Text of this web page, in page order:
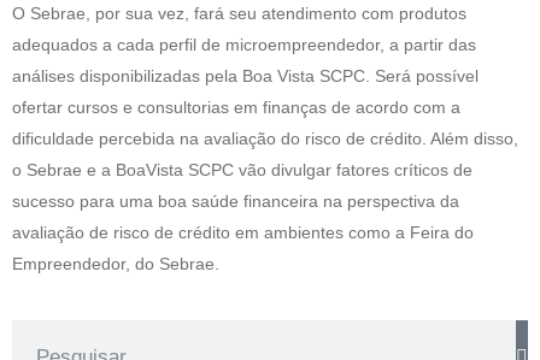
O Sebrae, por sua vez, fará seu atendimento com produtos
adequados a cada perfil de microempreendedor, a partir das
análises disponibilizadas pela Boa Vista SCPC. Será possível
ofertar cursos e consultorias em finanças de acordo com a
dificuldade percebida na avaliação do risco de crédito. Além disso,
o Sebrae e a BoaVista SCPC vão divulgar fatores críticos de
sucesso para uma boa saúde financeira na perspectiva da
avaliação de risco de crédito em ambientes como a Feira do
Empreendedor, do Sebrae.